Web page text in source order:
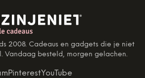
2008. Cadeaus en gadgets die je niet
Vandaag besteld, morgen gelachen.
PinterestYouTube